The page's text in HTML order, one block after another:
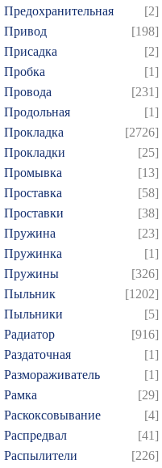
Предохранительная
[2]
Привод
[198]
Присадка
[2]
Пробка
[1]
Провода
[231]
Продольная
[1]
Прокладка
[2726]
Прокладки
[25]
Промывка
[13]
Проставка
[58]
Проставки
[38]
Пружина
[23]
Пружинка
[1]
Пружины
[326]
Пыльник
[1202]
Пыльники
[5]
Радиатор
[916]
Раздаточная
[1]
Размораживатель
[1]
Рамка
[29]
Раскоксовывание
[4]
Распредвал
[41]
Распылители
[226]